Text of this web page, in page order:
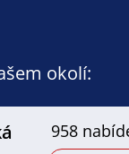
okolí:
958